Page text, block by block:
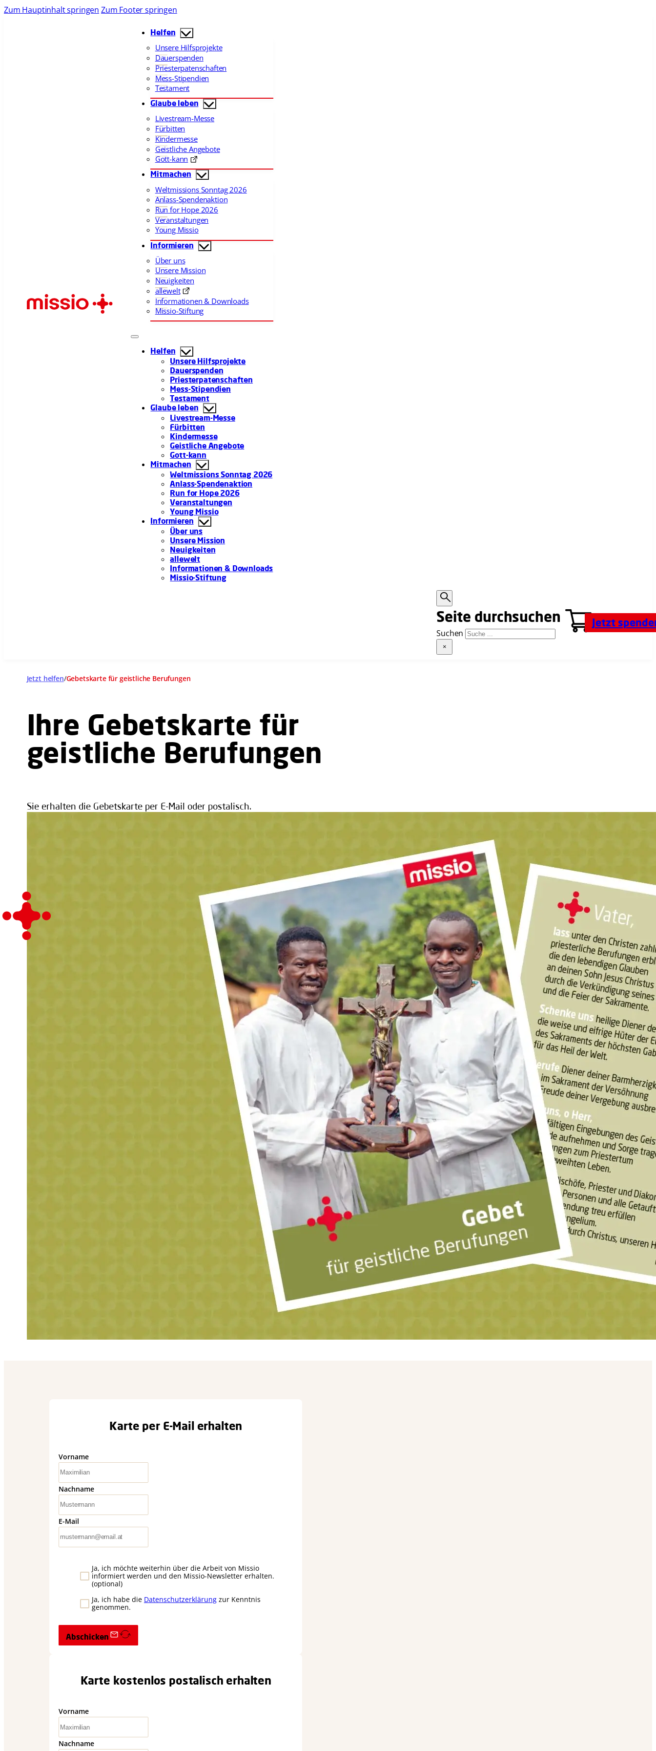
Zum Hauptinhalt springen Zum Footer springen
Helfen
Unsere Hilfsprojekte
Dauerspenden
Priesterpatenschaften
Mess-Stipendien
Testament
Glaube leben
Livestream-Messe
Fürbitten
Kindermesse
Geistliche Angebote
Gott-kann
Mitmachen
Weltmissions Sonntag 2026
Anlass-Spendenaktion
Run for Hope 2026
Veranstaltungen
Young Missio
Informieren
Über uns
Unsere Mission
Neuigkeiten
allewelt
Informationen & Downloads
Missio-Stiftung
Helfen
Unsere Hilfsprojekte
Dauerspenden
Priesterpatenschaften
Mess-Stipendien
Testament
Glaube leben
Livestream-Messe
Fürbitten
Kindermesse
Geistliche Angebote
Gott-kann
Mitmachen
Weltmissions Sonntag 2026
Anlass-Spendenaktion
Run for Hope 2026
Veranstaltungen
Young Missio
Informieren
Über uns
Unsere Mission
Neuigkeiten
allewelt
Informationen & Downloads
Missio-Stiftung
Suchen
×
Jetzt
Jetzt helfen/Gebetskarte für geistliche Berufungen
Ihre Gebetskarte für
geistliche Berufungen
Sie erhalten die Gebetskarte per E-Mail oder postalisch.
Karte per E-Mail erhalten
Vorname
Nachname
E-Mail
Ja, ich möchte weiterhin über die Arbeit von Missio
informiert werden und den Missio-Newsletter erhalten.
(optional)
Ja, ich habe die Datenschutzerklärungzur Kenntnis
genommen.
Abschicken
Karte kostenlos postalisch erhalten
Vorname
Nachname